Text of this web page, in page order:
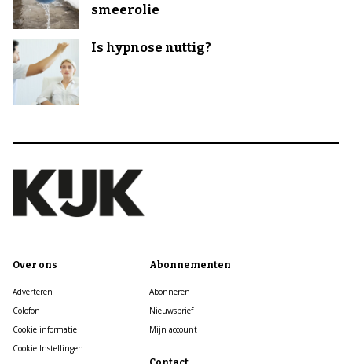
smeerolie
Is hypnose nuttig?
Over ons
Adverteren
Colofon
Cookie informatie
Cookie Instellingen
Abonnementen
Abonneren
Nieuwsbrief
Mijn account